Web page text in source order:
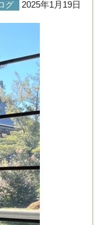
グ 2025年1月19日